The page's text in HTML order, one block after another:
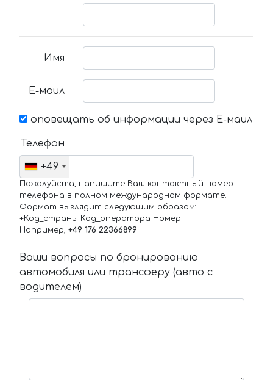
Имя
Е-маил
оповещать об информации через Е-маил
Телефон
+49
Пожалуйста, напишите Ваш контактный номер
телефона в полном международном формате.
Формат выглядит следующим образом:
+Код_страны Код_оператора Номер
Например, +49 176 22366899
Ваши вопросы по бронированию
автомобиля или трансферу (авто с
водителем)